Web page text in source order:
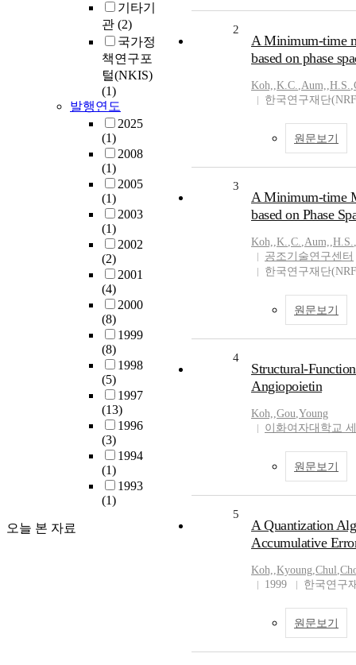
기타기
관 (2)
국가정
책연구포
털(NKIS)
(1)
발행연도
2025
(1)
2008
(1)
2005
(1)
2003
(1)
2002
(2)
2001
(4)
2000
(8)
1999
(8)
1998
(5)
1997
(13)
1996
(3)
1994
(1)
1993
(1)
오늘 본 자료
2
A Minimum-time
based on phase
Koh,,K.C.,Aum,,H.S.,
한국연구재단
원문보기
3
A Minimum-time
based on Phase
Koh,,K.,C.,Aum,,H.S.,
공조기술연구센터
한국연구재단
원문보기
4
Structural-
Angiopoietin
Koh,,Gou,Young
이화여자대학교
원문보기
5
A Quantization
Accumulative
Koh,,Kyoung,Chul,
1999
한국연구
원문보기